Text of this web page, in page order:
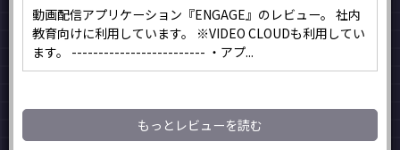
動画配信アプリケーション『ENGAGE』のレビュー。 社内
教育向けに利用しています。 ※VIDEO CLOUDも利用してい
ます。 ------------------------- ・アプ...
もっとレビューを読む